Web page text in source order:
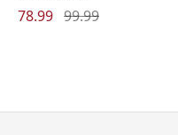
78.99 99.99